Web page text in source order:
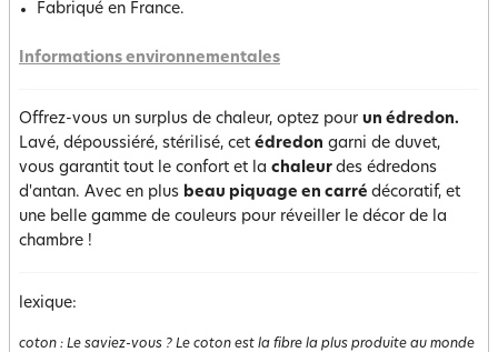
Fabriqué en France.
Informations environnementales
Offrez-vous un surplus de chaleur, optez pour un édredon.
Lavé, dépoussiéré, stérilisé, cet édredon garni de duvet,
vous garantit tout le confort et la chaleur des édredons
d'antan. Avec en plus beau piquage en carré décoratif, et
une belle gamme de couleurs pour réveiller le décor de la
chambre !
lexique:
coton : Le saviez-vous ? Le coton est la fibre la plus produite au monde